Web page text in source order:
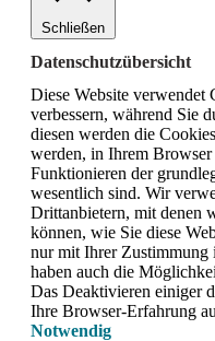
Schließen
Datenschutzübersicht
Diese Website verwendet
verbessern, während Sie
diesen werden die
werden, in Ihrem Browser
Funktionieren der
wesentlich sind. Wir
Drittanbietern, mit denen
können, wie Sie diese
nur mit Ihrer Zustimmung
haben auch die
Das Deaktivieren einiger
Ihre Browser-Erfahrung
Notwendig